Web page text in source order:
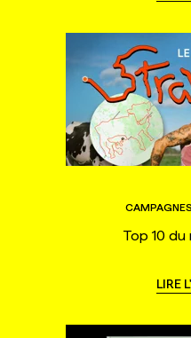
Top 10 du
LIRE